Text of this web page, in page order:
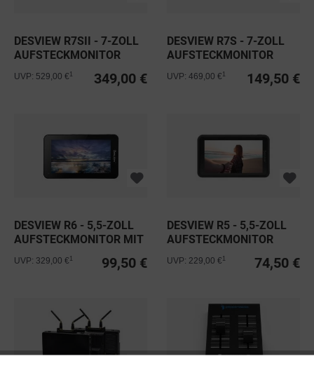
DESVIEW R7SII - 7-ZOLL
AUFSTECKMONITOR
349,00 €
UVP: 529,00 €
DESVIEW R7S - 7-ZOLL
AUFSTECKMONITOR
149,50 €
UVP: 469,00 €
DESVIEW R6 - 5,5-ZOLL
AUFSTECKMONITOR MIT
99,50 €
UVP: 329,00 €
DESVIEW R5 - 5,5-ZOLL
AUFSTECKMONITOR
74,50 €
UVP: 229,00 €